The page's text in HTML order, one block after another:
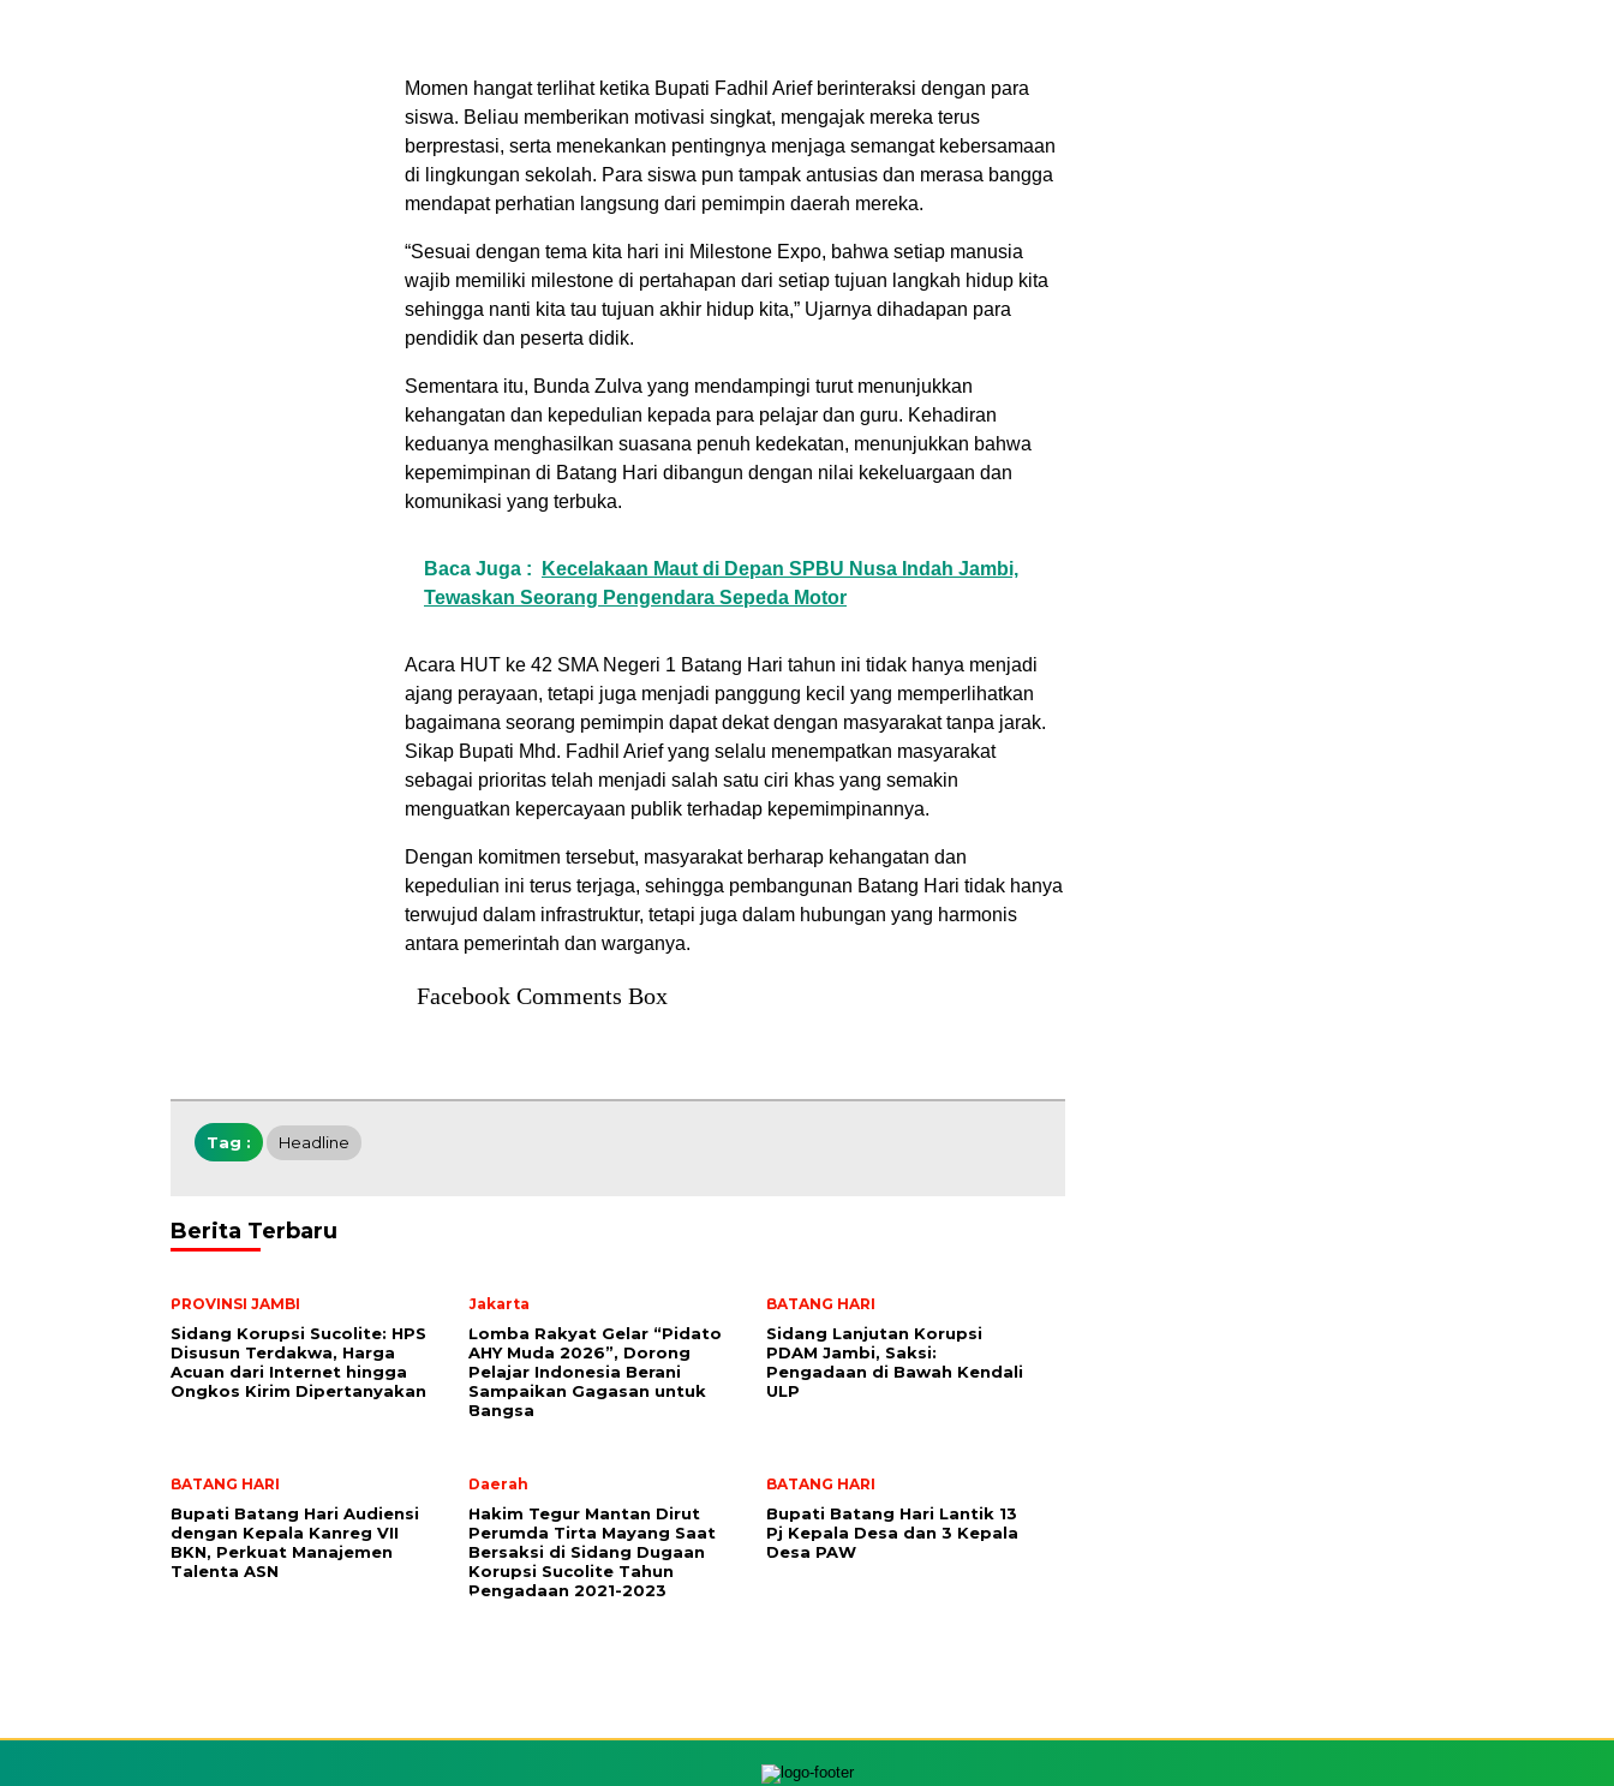
Momen hangat terlihat ketika Bupati Fadhil Arief berinteraksi dengan para
siswa. Beliau memberikan motivasi singkat, mengajak mereka terus
berprestasi, serta menekankan pentingnya menjaga semangat kebersamaan
di lingkungan sekolah. Para siswa pun tampak antusias dan merasa bangga
mendapat perhatian langsung dari pemimpin daerah mereka.
“Sesuai dengan tema kita hari ini Milestone Expo, bahwa setiap manusia
wajib memiliki milestone di pertahapan dari setiap tujuan langkah hidup kita
sehingga nanti kita tau tujuan akhir hidup kita,” Ujarnya dihadapan para
pendidik dan peserta didik.
Sementara itu, Bunda Zulva yang mendampingi turut menunjukkan
kehangatan dan kepedulian kepada para pelajar dan guru. Kehadiran
keduanya menghasilkan suasana penuh kedekatan, menunjukkan bahwa
kepemimpinan di Batang Hari dibangun dengan nilai kekeluargaan dan
komunikasi yang terbuka.
Baca Juga :
Kecelakaan Maut di Depan SPBU Nusa Indah Jambi,
Tewaskan Seorang Pengendara Sepeda Motor
Acara HUT ke 42 SMA Negeri 1 Batang Hari tahun ini tidak hanya menjadi
ajang perayaan, tetapi juga menjadi panggung kecil yang memperlihatkan
bagaimana seorang pemimpin dapat dekat dengan masyarakat tanpa jarak.
Sikap Bupati Mhd. Fadhil Arief yang selalu menempatkan masyarakat
sebagai prioritas telah menjadi salah satu ciri khas yang semakin
menguatkan kepercayaan publik terhadap kepemimpinannya.
Dengan komitmen tersebut, masyarakat berharap kehangatan dan
kepedulian ini terus terjaga, sehingga pembangunan Batang Hari tidak hanya
terwujud dalam infrastruktur, tetapi juga dalam hubungan yang harmonis
antara pemerintah dan warganya.
Facebook Comments Box
Tag : Headline
Berita Terbaru
PROVINSI JAMBI
Sidang Korupsi Sucolite: HPS
Disusun Terdakwa, Harga
Acuan dari Internet hingga
Ongkos Kirim Dipertanyakan
Jakarta
Lomba Rakyat Gelar “Pidato
AHY Muda 2026”, Dorong
Pelajar Indonesia Berani
Sampaikan Gagasan untuk
Bangsa
BATANG HARI
Sidang Lanjutan Korupsi
PDAM Jambi, Saksi:
Pengadaan di Bawah Kendali
ULP
BATANG HARI
Bupati Batang Hari Audiensi
dengan Kepala Kanreg VII
BKN, Perkuat Manajemen
Talenta ASN
Daerah
Hakim Tegur Mantan Dirut
Perumda Tirta Mayang Saat
Bersaksi di Sidang Dugaan
Korupsi Sucolite Tahun
Pengadaan 2021-2023
BATANG HARI
Bupati Batang Hari Lantik 13
Pj Kepala Desa dan 3 Kepala
Desa PAW